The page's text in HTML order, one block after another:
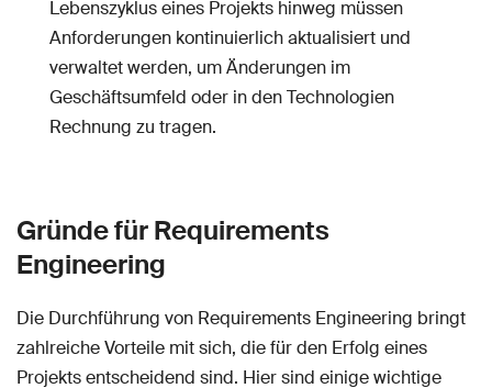
Lebenszyklus eines Projekts hinweg müssen
Anforderungen kontinuierlich aktualisiert und
verwaltet werden, um Änderungen im
Geschäftsumfeld oder in den Technologien
Rechnung zu tragen.
Gründe für Requirements
Engineering
Die Durchführung von Requirements Engineering bringt
zahlreiche Vorteile mit sich, die für den Erfolg eines
Projekts entscheidend sind. Hier sind einige wichtige